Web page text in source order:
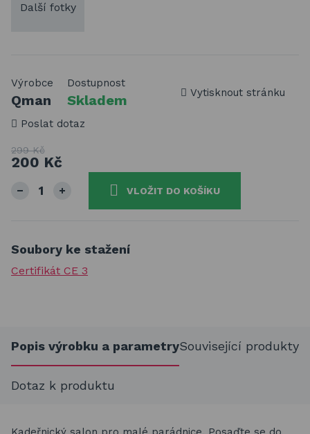
Další fotky
Výrobce
Qman
Dostupnost
Skladem Vytisknout stránku
Poslat dotaz
299 Kč
200 Kč
VLOŽIT DO KOŠÍKU
Soubory ke stažení
Certifikát CE 3
Popis výrobku a parametrySouvisející produkty
Dotaz k produktu